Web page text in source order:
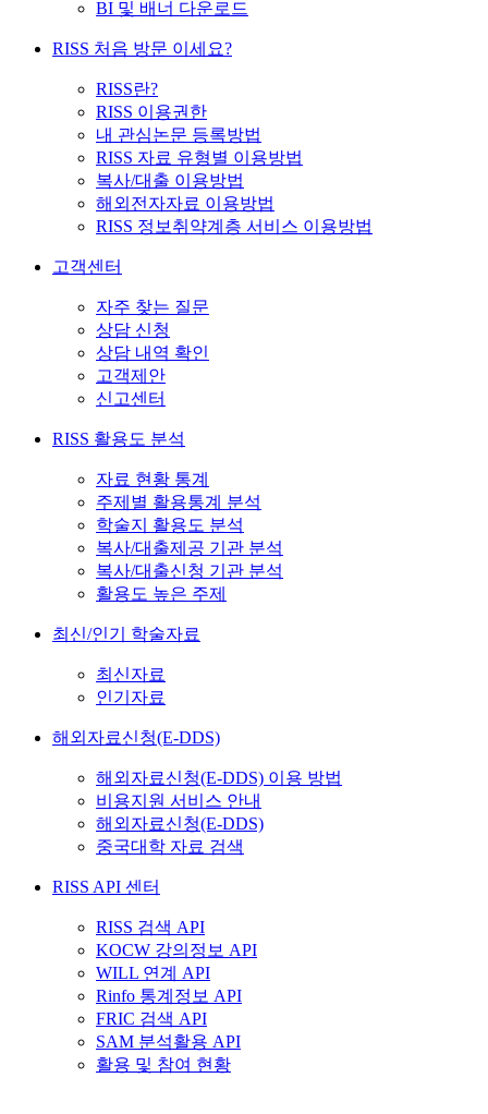
BI 및 배너 다운로드
RISS 처음 방문 이세요?
RISS란?
RISS 이용권한
내 관심논문 등록방법
RISS 자료 유형별 이용방법
복사/대출 이용방법
해외전자자료 이용방법
RISS 정보취약계층 서비스 이용방법
고객센터
자주 찾는 질문
상담 신청
상담 내역 확인
고객제안
신고센터
RISS 활용도 분석
자료 현황 통계
주제별 활용통계 분석
학술지 활용도 분석
복사/대출제공 기관 분석
복사/대출신청 기관 분석
활용도 높은 주제
최신/인기 학술자료
최신자료
인기자료
해외자료신청(E-DDS)
해외자료신청(E-DDS) 이용 방법
비용지원 서비스 안내
해외자료신청(E-DDS)
중국대학 자료 검색
RISS API 센터
RISS 검색 API
KOCW 강의정보 API
WILL 연계 API
Rinfo 통계정보 API
FRIC 검색 API
SAM 분석활용 API
활용 및 참여 현황